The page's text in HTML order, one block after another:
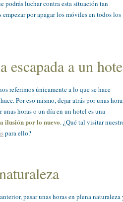
podrás luchar contra esta situación tan
empezar por apagar los móviles en todos los
escapada a un
referimos únicamente a lo que se hace
Por eso mismo, dejar atrás por unas
horas o un día en un hotel es una
ilusión por lo nuevo. ¿Qué tal visitar
para ello?
pasar unas horas en plena naturaleza